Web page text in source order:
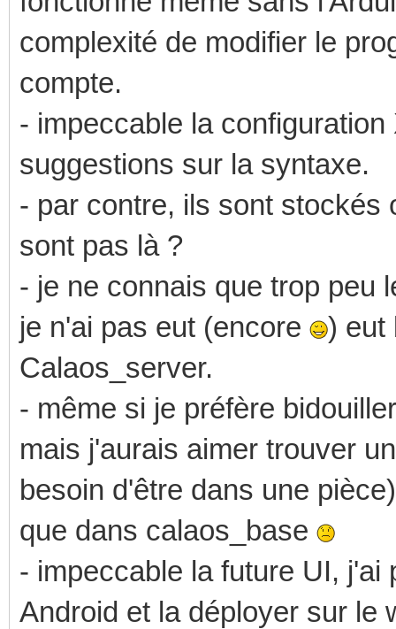
complexité de modifier le
compte.
- impeccable la
suggestions sur la syntaxe.
- par contre, ils sont stockés
sont pas là ?
- je ne connais que trop peu
je n'ai pas eut (encore
) eut
Calaos_server.
- même si je préfère
mais j'aurais aimer trouver
besoin d'être dans une
que dans calaos_base
- impeccable la future UI,
Android et la déployer sur le